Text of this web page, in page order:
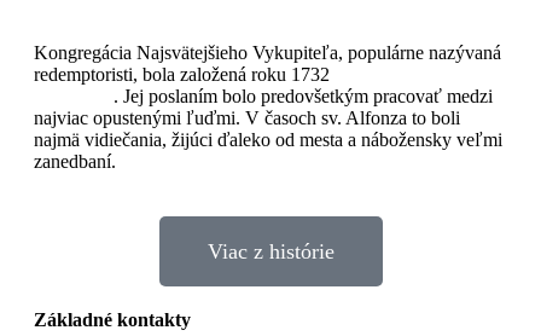
Kongregácia Najsvätejšieho Vykupiteľa, populárne nazývaná
redemptoristi, bola založená roku 1732
. Jej poslaním bolo predovšetkým pracovať medzi
najviac opustenými ľuďmi. V časoch sv. Alfonza to boli
najmä vidiečania, žijúci ďaleko od mesta a nábožensky veľmi
zanedbaní.
Viac z histórie
Základné kontakty